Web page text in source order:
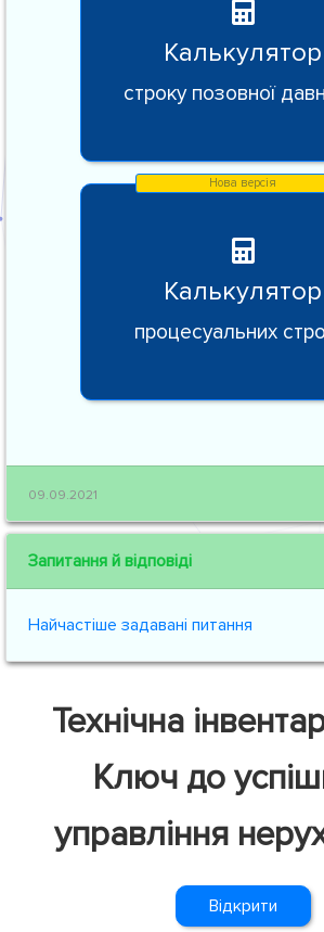
Калькулятор
строку позовної
Калькулятор
процесуальних
09.09.2021
Запитання й відповіді
Найчастіше задавані питання
Технічна
Ключ до
управління
Відкрити